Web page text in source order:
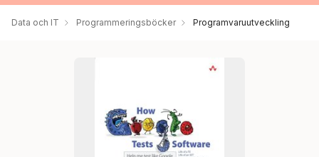
Data och IT Programmeringsböcker Programvaruutveckling